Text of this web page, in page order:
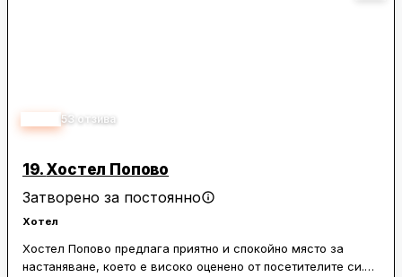
53 отзива
19. Хостел Попово
Затворено за постоянно
Хотел
Хостел Попово предлага приятно и спокойно място за
настаняване, което е високо оценено от посетителите си.